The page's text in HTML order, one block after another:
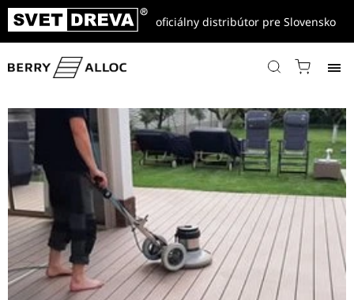
oficiálny distribútor pre Slovensko
Domov / Referencie / Čistenie, príprava ... ostatné
Zjednotenie povrchu WPC terasy po tlakovom čistení